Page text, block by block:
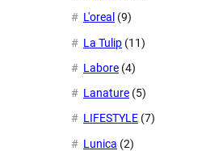
L'oreal (9)
La Tulip (11)
Labore (4)
Lanature (5)
LIFESTYLE (7)
Lunica (2)